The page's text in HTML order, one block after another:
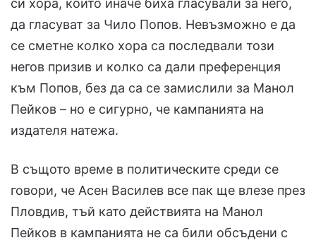
си хора, които иначе биха гласували за него,
да гласуват за Чило Попов. Невъзможно е да
се сметне колко хора са последвали този
негов призив и колко са дали преференция
към Попов, без да са се замислили за Манол
Пейков – но е сигурно, че кампанията на
издателя натежа.
В същото време в политическите среди се
говори, че Асен Василев все пак ще влезе през
Пловдив, тъй като действията на Манол
Пейков в кампанията не са били обсъдени с